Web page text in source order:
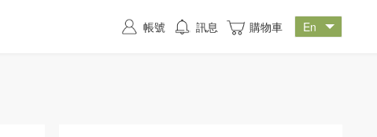
帳號 訊息 購物車